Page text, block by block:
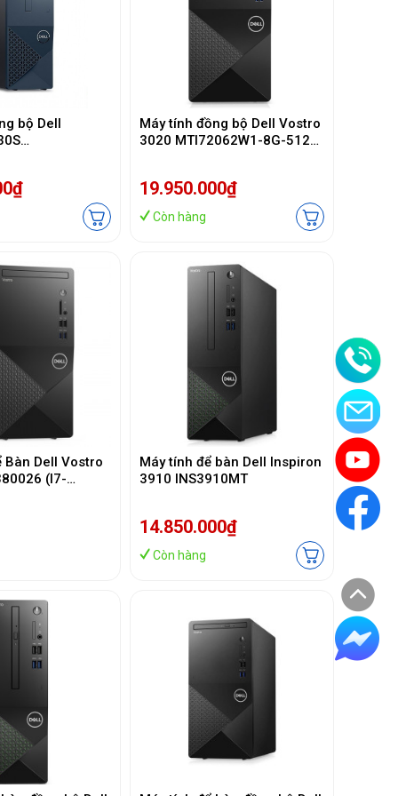
bộ Dell
Win11/ 2Y)
Máy tính đồng bộ Dell Vostro
3020 MTI72062W1-8G-512G
Win11/ 1Y)
19.950.000₫
Còn hàng
Bàn Dell Vostro
(I7-
Máy tính để bàn Dell Inspiron
3910 INS3910MT
14.850.000₫
Còn hàng